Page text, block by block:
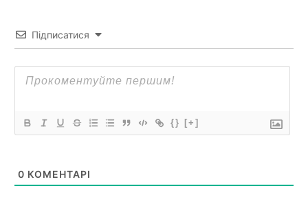
Підписатися
{} [+]
0 КОМЕНТАРІ